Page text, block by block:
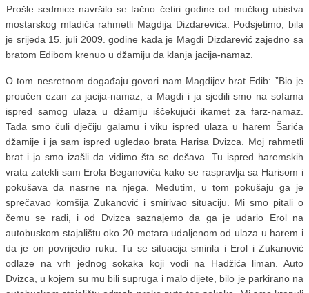
Prošle sedmice navršilo se tačno četiri godine od mučkog ubistva
mostarskog mladića rahmetli Magdija Dizdarevića. Podsjetimo, bila
je srijeda 15. juli 2009. godine kada je Magdi Dizdarević zajedno sa
bratom Edibom krenuo u džamiju da klanja jacija-namaz.
O tom nesretnom događaju govori nam Magdijev brat Edib: ”Bio je
proučen ezan za jacija-namaz, a Magdi i ja sjedili smo na sofama
ispred samog ulaza u džamiju iščekujući ikamet za farz-namaz.
Tada smo čuli dječiju galamu i viku ispred ulaza u harem Šarića
džamije i ja sam ispred ugledao brata Harisa Dvizca. Moj rahmetli
brat i ja smo izašli da vidimo šta se dešava. Tu ispred haremskih
vrata zatekli sam Erola Beganovića kako se raspravlja sa Harisom i
pokušava da nasrne na njega. Međutim, u tom pokušaju ga je
sprečavao komšija Zukanović i smirivao situaciju. Mi smo pitali o
čemu se radi, i od Dvizca saznajemo da ga je udario Erol na
autobuskom stajalištu oko 20 metara udaljenom od ulaza u harem i
da je on povrijedio ruku. Tu se situacija smirila i Erol i Zukanović
odlaze na vrh jednog sokaka koji vodi na Hadžića liman. Auto
Dvizca, u kojem su mu bili supruga i malo dijete, bilo je parkirano na